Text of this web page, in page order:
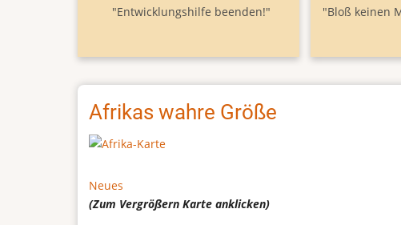
"Entwicklungshilfe beenden!" "Bloß keinen
Afrikas wahre Größe
Neues
(Zum VergrößernKarte anklicken)